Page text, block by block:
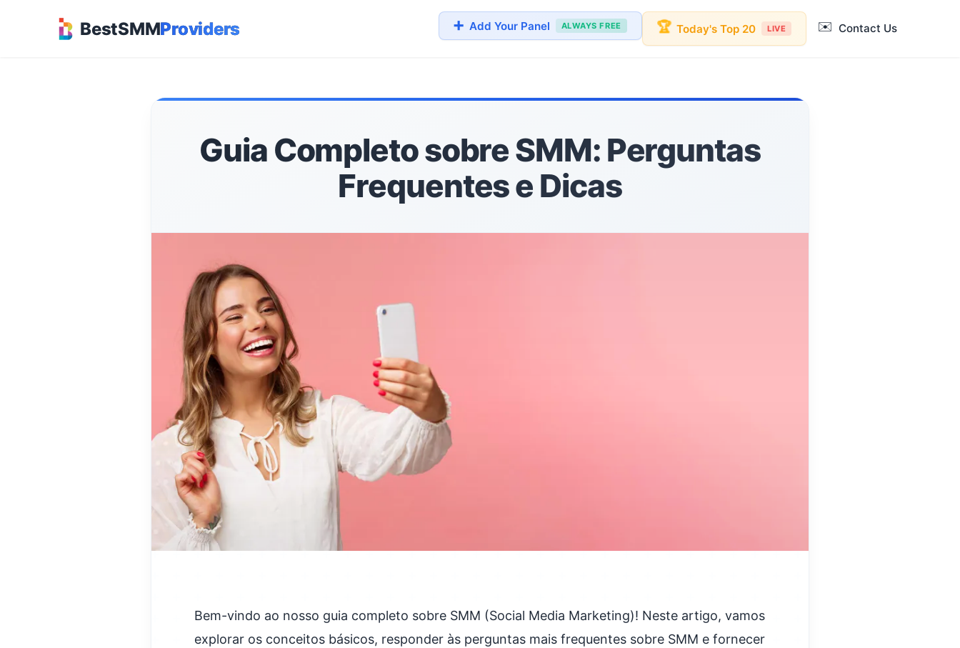
BestSMMProviders ➕ Add Your Panel ALWAYS FREE 🏆 Today's Top 20 LIVE ✉️ Contact Us
Guia Completo sobre SMM: Perguntas
Frequentes e Dicas
Bem-vindo ao nosso guia completo sobre SMM (Social Media Marketing)! Neste artigo, vamos
explorar os conceitos básicos, responder às perguntas mais frequentes sobre SMM e fornecer